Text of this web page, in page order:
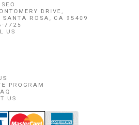
DRIVE,
SANTA ROSA, CA 95409
7725
US
PROGRAM
US